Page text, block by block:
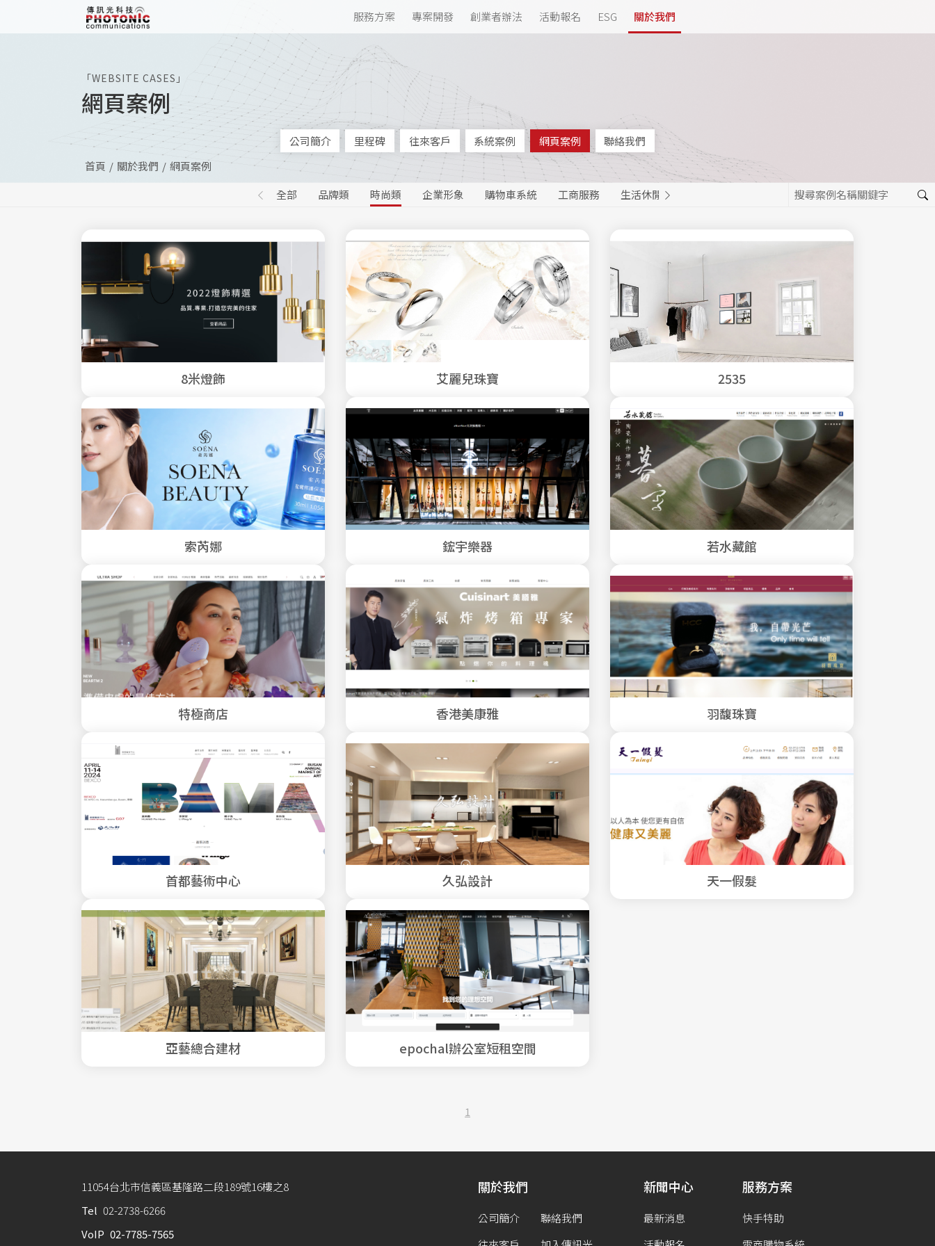
服務方案 專案開發 創業者辦法 活動報名 ESG 關於我們
「WEBSITE CASES」
網頁案例
公司簡介 里程碑 往來客戶 系統案例 網頁案例
聯絡我們
首頁
關於我們
網頁案例
全部
品牌類 時尚類 企業形象 購物車系統 工商服務 生活休閒
8米燈飾 艾麗兒珠寶 2535
索芮娜 鋐宇樂器 若水藏館
特極商店 香港美康雅 羽馥珠寶
首都藝術中心 久弘設計 天一假髮
亞藝總合建材 epochal辦公室短租空間
1
11054台北市信義區基隆路二段189號16樓之8
Tel 02-2738-6266
VoIP 02-7785-7565
關於我們
公司簡介
聯絡我們
新聞中心
最新消息
服務方案
快手特助